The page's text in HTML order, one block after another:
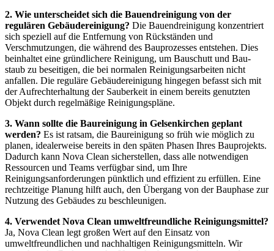
2. Wie unterscheidet sich die Bauendreinigung von der
regulären Gebäudereinigung? Die Bauendreinigung konzentriert
sich speziell auf die Entfernung von Rückständen und
Verschmutzungen, die während des Bauprozesses entstehen. Dies
beinhaltet eine gründlichere Reinigung, um Bauschutt und Bau-
staub zu beseitigen, die bei normalen Reinigungsarbeiten nicht
anfallen. Die reguläre Gebäudereinigung hingegen befasst sich mit
der Aufrechterhaltung der Sauberkeit in einem bereits genutzten
Objekt durch regelmäßige Reinigungspläne.
3. Wann sollte die Baureinigung in Gelsenkirchen geplant
werden? Es ist ratsam, die Baureinigung so früh wie möglich zu
planen, idealerweise bereits in den späten Phasen Ihres Bauprojekts.
Dadurch kann Nova Clean sicherstellen, dass alle notwendigen
Ressourcen und Teams verfügbar sind, um Ihre
Reinigungsanforderungen pünktlich und effizient zu erfüllen. Eine
rechtzeitige Planung hilft auch, den Übergang von der Bauphase zur
Nutzung des Gebäudes zu beschleunigen.
4. Verwendet Nova Clean umweltfreundliche Reinigungsmittel?
Ja, Nova Clean legt großen Wert auf den Einsatz von
umweltfreundlichen und nachhaltigen Reinigungsmitteln. Wir